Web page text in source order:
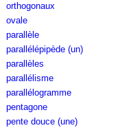
orthogonaux
ovale
parallèle
parallélépipède (un)
parallèles
parallélisme
parallélogramme
pentagone
pente douce (une)